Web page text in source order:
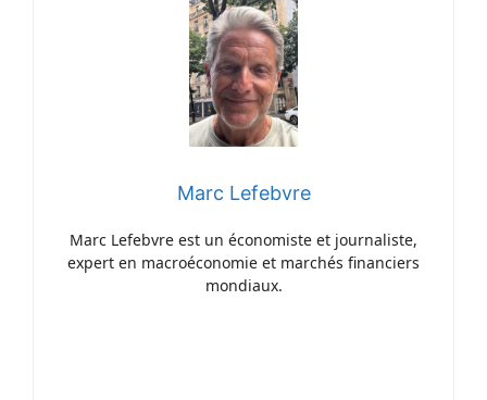
Marc Lefebvre
Marc Lefebvre est un économiste et journaliste,
expert en macroéconomie et marchés financiers
mondiaux.